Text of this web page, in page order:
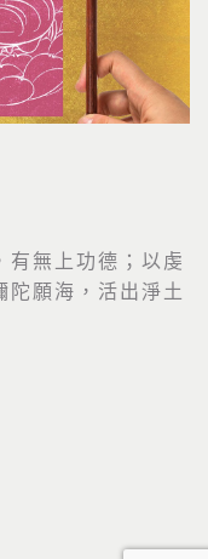
有無上功德；以虔
陀願海，活出淨土